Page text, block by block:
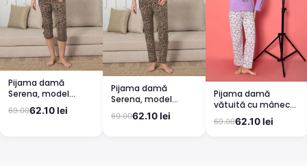
Pijama damă
Serena, model
leopard, mânecă
scurtă, pantaloni
69.0062.10 lei
Pijama damă
Serena, model
leopard, mânecă
scurtă, pantaloni
69.0062.10 lei
Pijama damă
vătuită cu mânecă
lungă și pantaloni
lungi din bumbac,
69.0062.10 lei